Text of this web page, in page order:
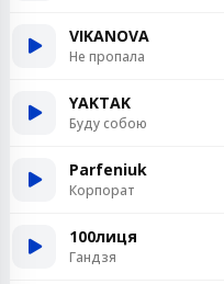
VIKANOVA
Не пропала
YAKTAK
Буду собою
Parfeniuk
Корпорат
100лиця
Гандзя